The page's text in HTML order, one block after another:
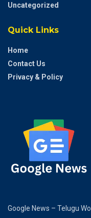
Uncategorized
Quick Links
Home
Contact Us
Privacy & Policy
Google News – Telugu